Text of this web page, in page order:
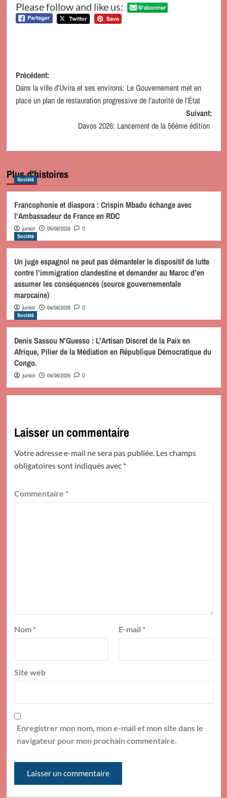
Please follow and like us:
Navigation
d’article
Précédent:
Dans la ville d’Uvira et ses environs: Le Gouvernement met en
place un plan de restauration progressive de l’autorité de l’État
Suivant:
Davos 2026: Lancement de la 56ème édition
Plus d'histoires
Société
Francophonie et diaspora : Crispin Mbadu échange avec
l’Ambassadeur de France en RDC
junior 05/08/2026 0
Société
Un juge espagnol ne peut pas démanteler le dispositif de lutte
contre l’immigration clandestine et demander au Maroc d’en
assumer les conséquences (source gouvernementale
marocaine)
junior 04/08/2026 0
Société
Denis Sassou N’Guesso : L’Artisan Discret de la Paix en
Afrique, Pilier de la Médiation en République Démocratique du
Congo.
junior 04/08/2026 0
Laisser un commentaire
Votre adresse e-mail ne sera pas publiée. Les champs
obligatoires sont indiqués avec *
Commentaire *
Nom * E-mail *
Site web
Enregistrer mon nom, mon e-mail et mon site dans le
navigateur pour mon prochain commentaire.